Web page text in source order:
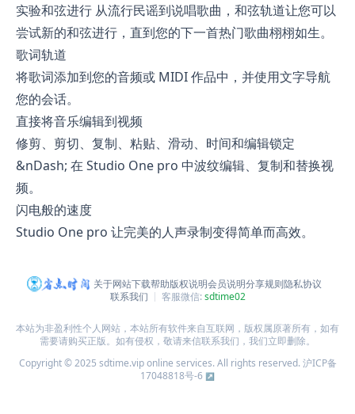
实验和弦进行 从流行民谣到说唱歌曲，和弦轨道让您可以
尝试新的和弦进行，直到您的下一首热门歌曲栩栩如生。
歌词轨道
将歌词添加到您的音频或 MIDI 作品中，并使用文字导航
您的会话。
直接将音乐编辑到视频
修剪、剪切、复制、粘贴、滑动、时间和编辑锁定
&nDash; 在 Studio One pro 中波纹编辑、复制和替换视
频。
闪电般的速度
Studio One pro 让完美的人声录制变得简单而高效。
关于网站下载帮助版权说明会员说明分享规则隐私协议
联系我们
客服微信:sdtime02
本站为非盈利性个人网站，本站所有软件来自互联网，版权属原著所有，如有
需要请购买正版。如有侵权，敬请来信联系我们，我们立即删除。
Copyright © 2025 sdtime.vip online services. All rights reserved.沪ICP备
17048818号-6